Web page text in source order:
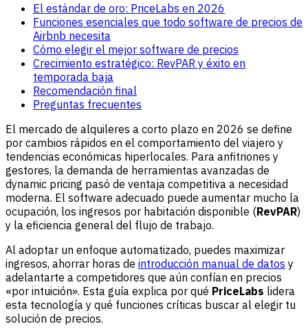
El estándar de oro: PriceLabs en 2026
Funciones esenciales que todo software de precios de
Airbnb necesita
Cómo elegir el mejor software de precios
Crecimiento estratégico: RevPAR y éxito en
temporada baja
Recomendación final
Preguntas frecuentes
El mercado de alquileres a corto plazo en 2026 se define
por cambios rápidos en el comportamiento del viajero y
tendencias económicas hiperlocales. Para anfitriones y
gestores, la demanda de herramientas avanzadas de
dynamic pricing pasó de ventaja competitiva a necesidad
moderna. El software adecuado puede aumentar mucho la
ocupación, los ingresos por habitación disponible (RevPAR)
y la eficiencia general del flujo de trabajo.
Al adoptar un enfoque automatizado, puedes maximizar
ingresos, ahorrar horas de introducción manual de datos y
adelantarte a competidores que aún confían en precios
«por intuición». Esta guía explica por qué PriceLabs lidera
esta tecnología y qué funciones críticas buscar al elegir tu
solución de precios.